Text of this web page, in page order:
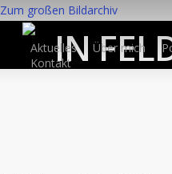
Zum großen Bildarchiv
Aktuelles Über mich
KontaktIN